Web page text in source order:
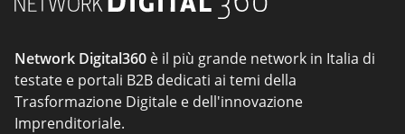
Network Digital360 è il più grande network in Italia di
testate e portali B2B dedicati ai temi della
Trasformazione Digitale e dell'innovazione
Imprenditoriale.